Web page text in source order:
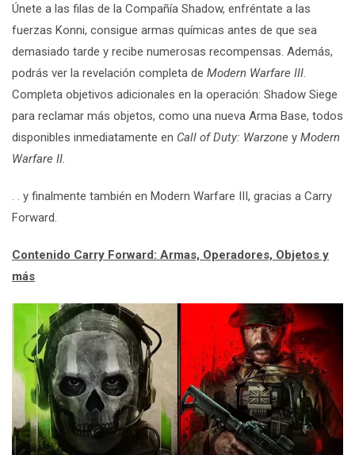
Únete a las filas de la Compañía Shadow, enfréntate a las
fuerzas Konni, consigue armas químicas antes de que sea
demasiado tarde y recibe numerosas recompensas. Además,
podrás ver la revelación completa de Modern Warfare III.
Completa objetivos adicionales en la operación: Shadow Siege
para reclamar más objetos, como una nueva Arma Base, todos
disponibles inmediatamente en Call of Duty: Warzone y Modern
Warfare II.
. . y finalmente también en Modern Warfare III, gracias a Carry
Forward.
Contenido Carry Forward: Armas, Operadores, Objetos y
más